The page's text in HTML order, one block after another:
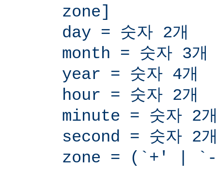
zone]
day = 숫자 2개
month = 숫자 3개
year = 숫자 4개
hour = 숫자 2개
minute = 숫자 2
second = 숫자 2
zone = (`+' | `-